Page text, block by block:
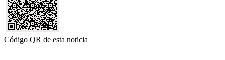
Código QR de esta noticia